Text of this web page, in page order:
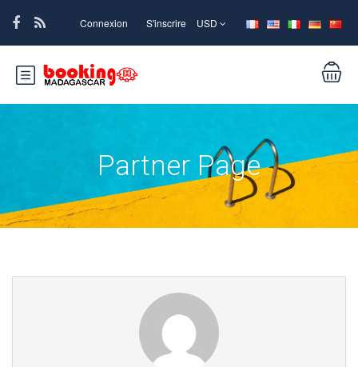
Connexion S'inscrire USD
Partner Page